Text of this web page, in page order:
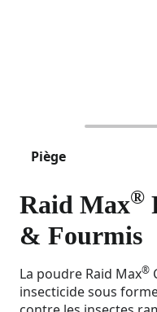
Piège
Raid Max®
& Fourmis
La poudre Raid Max®
insecticide sous